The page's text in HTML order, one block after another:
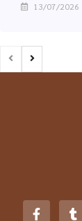
13/07/2026